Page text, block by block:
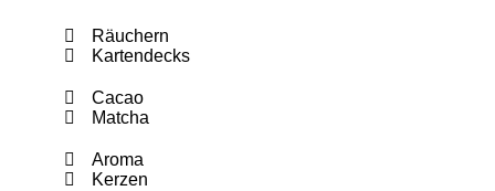
Räuchern
Kartendecks
Cacao
Matcha
Aroma
Kerzen